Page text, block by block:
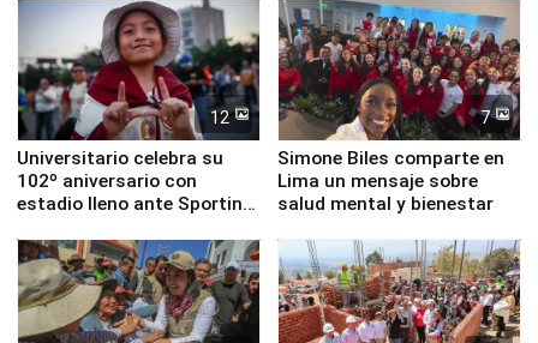
12
Universitario celebra su
102º aniversario con
estadio lleno ante Sporting
7
Simone Biles comparte en
Lima un mensaje sobre
salud mental y bienestar